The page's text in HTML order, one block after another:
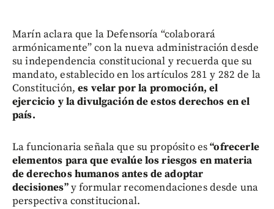
Marín aclara que la Defensoría “colaborará
armónicamente” con la nueva administración desde
su independencia constitucional y recuerda que su
mandato, establecido en los artículos 281 y 282 de la
Constitución, es velar por la promoción, el
ejercicio y la divulgación de estos derechos en el
país.
La funcionaria señala que su propósito es“ofrecerle
elementos para que evalúe los riesgos en materia
de derechos humanos antes de adoptar
decisiones”y formular recomendaciones desde una
perspectiva constitucional.